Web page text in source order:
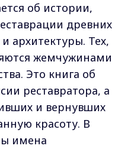
об истории,
древних
архитектуры. Тех,
жемчужинами
Это книга об
реставратора, а
и вернувших
красоту. В
имена